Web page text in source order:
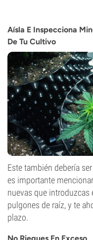
Aísla E Inspecciona
De Tu Cultivo
Este también debería
es importante
nuevas que introduzcas
pulgones de raíz, y te
plazo.